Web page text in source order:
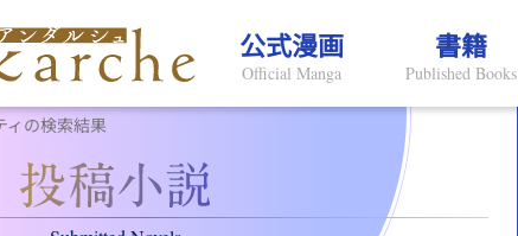
公式漫画
Official Manga
書籍
Published Books
ィの検索結果